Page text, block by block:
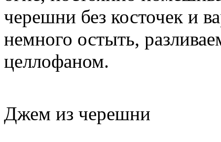
черешни без косточек и
немного остыть,
целлофаном.
Джем из черешни